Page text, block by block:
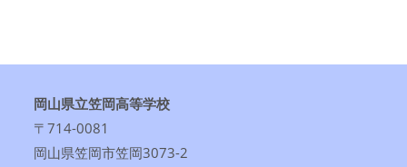
岡山県立笠岡高等学校
〒714-0081
岡山県笠岡市笠岡3073-2